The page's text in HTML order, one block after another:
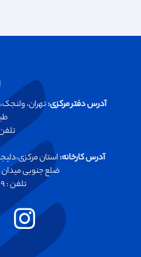
آدرس دفتر مرکزی:
تلفن :‌
آدرس کارخانه:
ضلع جنوبی
تلفن :‌ ۹-۴۴۴۳۳۷۹۰ ۰۸۶